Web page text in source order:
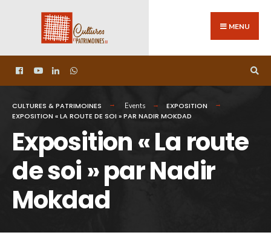
MENU
CULTURES & PATRIMOINES Events
EXPOSITION
EXPOSITION « LA ROUTE DE SOI » PAR NADIR MOKDAD
Exposition « La route
de soi » par Nadir
Mokdad